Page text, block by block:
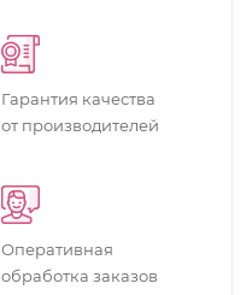
Гарантия качества
от производителей
Оперативная
обработка заказов